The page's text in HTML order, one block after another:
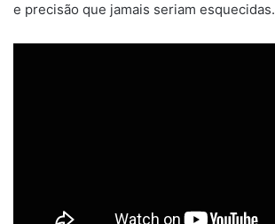
e precisão que jamais seriam esquecidas.